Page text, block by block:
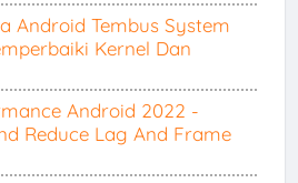
Android Tembus System
Kernel Dan
Android 2022 -
Reduce Lag And Frame